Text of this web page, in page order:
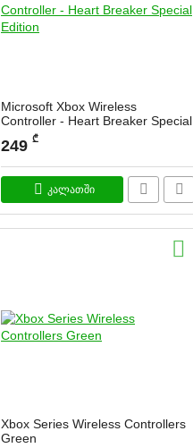
Microsoft Xbox Wireless
Controller - Heart Breaker Special
Edition
სასაქონლო კოდი:
249 ₾
კალათში
Xbox Series Wireless Controllers
Green